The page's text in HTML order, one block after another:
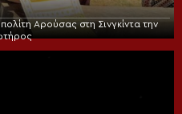
Αρούσας στη Σινγκίντα την